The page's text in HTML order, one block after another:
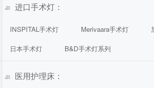
进口手术灯：
INSPITAL手术灯 Merivaara手术灯
日本手术灯 B&D手术灯系列
医用护理床：